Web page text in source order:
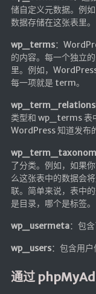
储自定义元数据。例
数据存储在这张表里。
wp_terms：
的内容。每一个独立
里。例如，
每一项就是 term。
类型和 wp_terms 表
WordPress 知道发布
了分类。例如，如果
么这张表中的数据会
联。简单来说，表中
是目录，哪个是标签。
wp_usermeta：包含
wp_users：包含用户
通过
红白机
dos游戏
在线狼
飞船对
引导页
背景动
文字变
树境
夜景
海洋
动画线